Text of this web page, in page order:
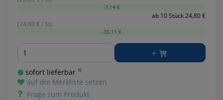
-7,14 €
ab 10 Stück 24,80 €
(24.80 € / St)
-35,11 €
Menge
sofort lieferbar ¹⁾
auf die Merkliste setzen
Frage zum Produkt